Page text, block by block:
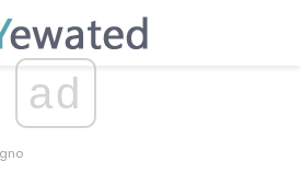
ad